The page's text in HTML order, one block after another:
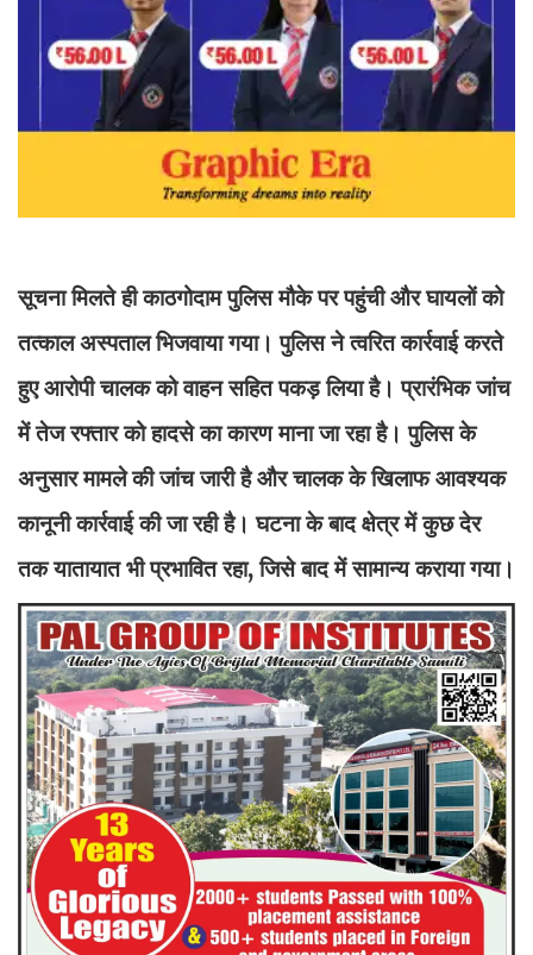
सूचना मिलते ही काठगोदाम पुलिस मौके पर पहुंची और घायलों को
तत्काल अस्पताल भिजवाया गया। पुलिस ने त्वरित कार्रवाई करते
हुए आरोपी चालक को वाहन सहित पकड़ लिया है। प्रारंभिक जांच
में तेज रफ्तार को हादसे का कारण माना जा रहा है। पुलिस के
अनुसार मामले की जांच जारी है और चालक के खिलाफ आवश्यक
कानूनी कार्रवाई की जा रही है। घटना के बाद क्षेत्र में कुछ देर
तक यातायात भी प्रभावित रहा, जिसे बाद में सामान्य कराया गया।